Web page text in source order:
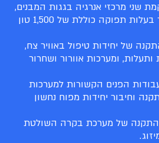
שני מרכזי אנרגיה בגגות המבנים,
המצוידים במכונות קירור בעלות תפוקה כוללת של 1,500 טון
של יחידות טיפול באוויר צח,
ומערכות אוורור ושחרור
הפנים הקשורות למערכות
וחיבור יחידות מפוח נחשון
של מערכת בקרה השולטת